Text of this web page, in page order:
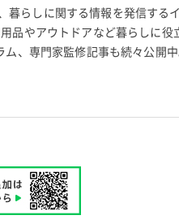
暮らしに関する情報を発信する
品やアウトドアなど暮らしに役
、専門家監修記事も続々公開中